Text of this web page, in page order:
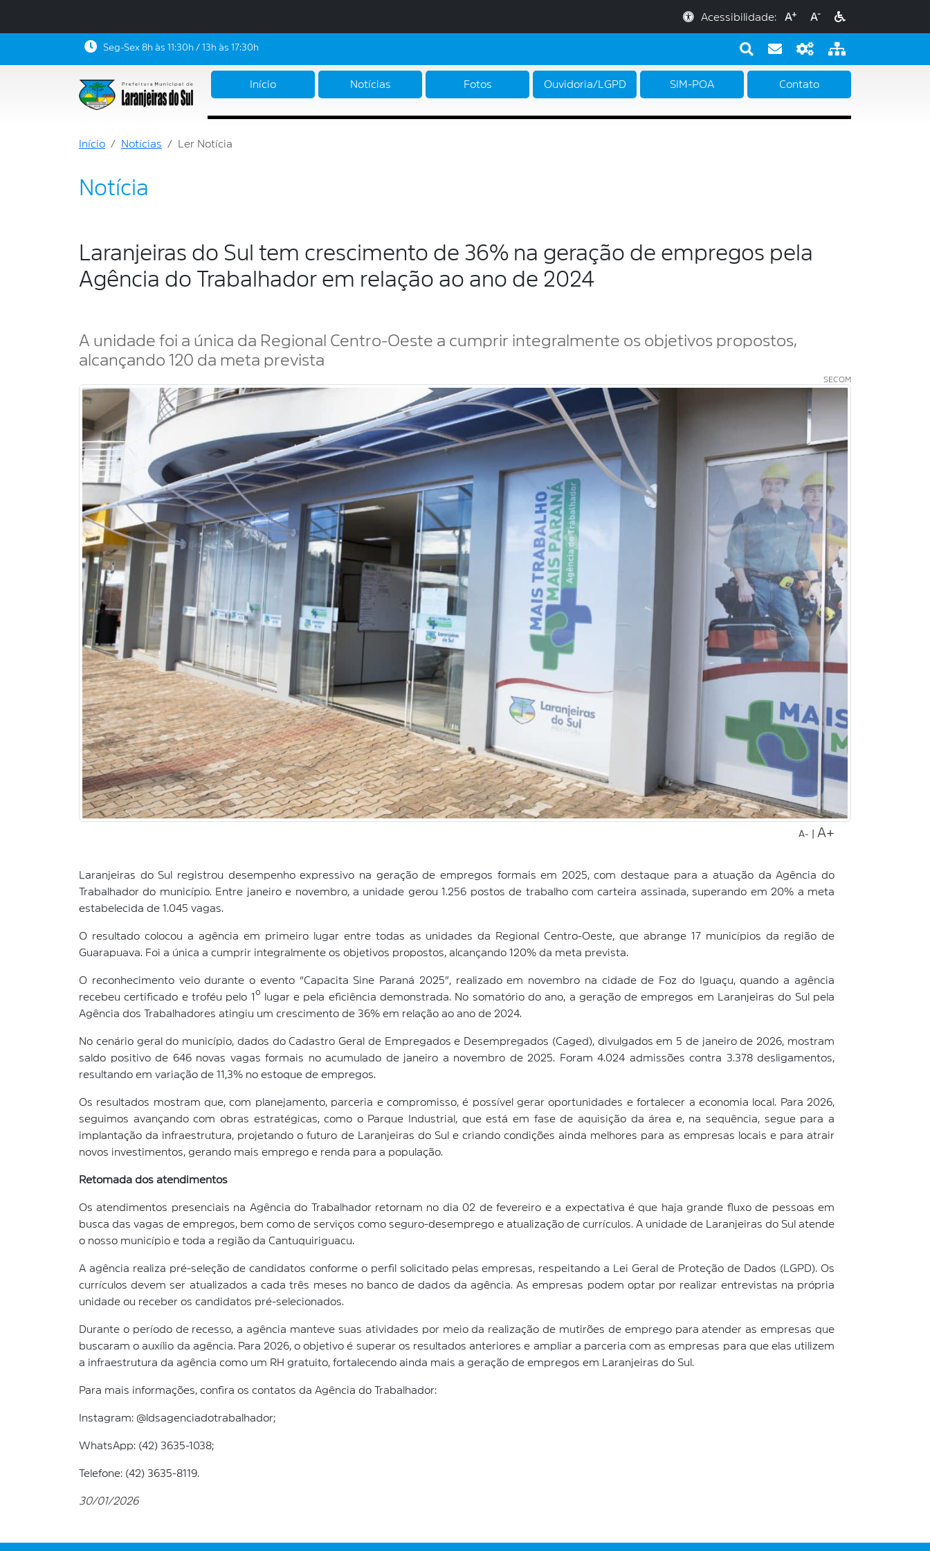
Acessibilidade: A+ A-
Seg-Sex 8h às 11:30h / 13h às 17:30h
Início Notícias Fotos Ouvidoria/LGPD SIM-POA Contato
Início Notícias Ler Notícia
Notícia
Laranjeiras do Sul tem crescimento de 36% na geração de empregos pela
Agência do Trabalhador em relação ao ano de 2024
A unidade foi a única da Regional Centro-Oeste a cumprir integralmente os objetivos propostos,
alcançando 120 da meta prevista
SECOM
A- A+
Laranjeiras do Sul registrou desempenho expressivo na geração de empregos formais em 2025, com destaque para a atuação da Agência do
Trabalhador do município. Entre janeiro e novembro, a unidade gerou 1.256 postos de trabalho com carteira assinada, superando em 20% a meta
estabelecida de 1.045 vagas.
O resultado colocou a agência em primeiro lugar entre todas as unidades da Regional Centro-Oeste, que abrange 17 municípios da região de
Guarapuava. Foi a única a cumprir integralmente os objetivos propostos, alcançando 120% da meta prevista.
O reconhecimento veio durante o evento “Capacita Sine Paraná 2025”, realizado em novembro na cidade de Foz do Iguaçu, quando a agência
recebeu certificado e troféu pelo 1º lugar e pela eficiência demonstrada. No somatório do ano, a geração de empregos em Laranjeiras do Sul pela
Agência dos Trabalhadores atingiu um crescimento de 36% em relação ao ano de 2024.
No cenário geral do município, dados do Cadastro Geral de Empregados e Desempregados (Caged), divulgados em 5 de janeiro de 2026, mostram
saldo positivo de 646 novas vagas formais no acumulado de janeiro a novembro de 2025. Foram 4.024 admissões contra 3.378 desligamentos,
resultando em variação de 11,3% no estoque de empregos.
Os resultados mostram que, com planejamento, parceria e compromisso, é possível gerar oportunidades e fortalecer a economia local. Para 2026,
seguimos avançando com obras estratégicas, como o Parque Industrial, que está em fase de aquisição da área e, na sequência, segue para a
implantação da infraestrutura, projetando o futuro de Laranjeiras do Sul e criando condições ainda melhores para as empresas locais e para atrair
novos investimentos, gerando mais emprego e renda para a população.
Retomada dos atendimentos
Os atendimentos presenciais na Agência do Trabalhador retornam no dia 02 de fevereiro e a expectativa é que haja grande fluxo de pessoas em
busca das vagas de empregos, bem como de serviços como seguro-desemprego e atualização de currículos. A unidade de Laranjeiras do Sul atende
o nosso município e toda a região da Cantuquiriguacu.
A agência realiza pré-seleção de candidatos conforme o perfil solicitado pelas empresas, respeitando a Lei Geral de Proteção de Dados (LGPD). Os
currículos devem ser atualizados a cada três meses no banco de dados da agência. As empresas podem optar por realizar entrevistas na própria
unidade ou receber os candidatos pré-selecionados.
Durante o período de recesso, a agência manteve suas atividades por meio da realização de mutirões de emprego para atender as empresas que
buscaram o auxílio da agência. Para 2026, o objetivo é superar os resultados anteriores e ampliar a parceria com as empresas para que elas utilizem
a infraestrutura da agência como um RH gratuito, fortalecendo ainda mais a geração de empregos em Laranjeiras do Sul.
Para mais informações, confira os contatos da Agência do Trabalhador:
Instagram: @ldsagenciadotrabalhador;
WhatsApp: (42) 3635-1038;
Telefone: (42) 3635-8119.
30/01/2026